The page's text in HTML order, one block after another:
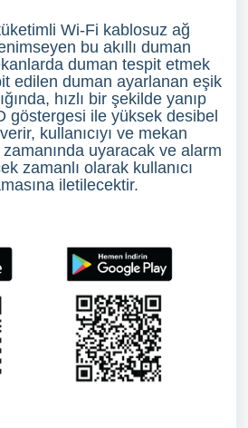
Wi-Fi kablosuz ağ
bu akıllı duman
duman tespit etmek
edilen duman ayarlanan eşik
hızlı bir şekilde yanıp
göstergesi ile yüksek desibel
kullanıcıyı ve mekan
uyaracak ve alarm
zamanlı olarak kullanıcı
iletilecektir.